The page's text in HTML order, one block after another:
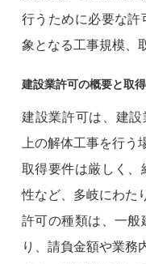
行うために必要な許
象となる工事規模、
建設業許可の概要と取
建設業許可は、建
上の解体工事を行う
取得要件は厳しく、
性など、多岐にわた
許可の種類は、一般
り、請負金額や業務